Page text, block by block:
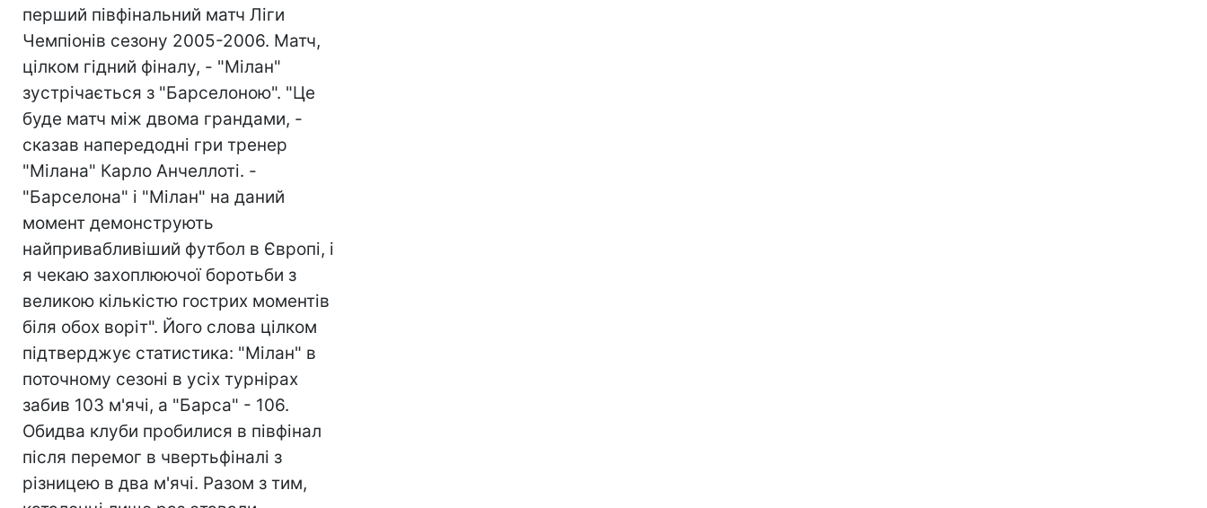
перший півфінальний матч Ліги
Чемпіонів сезону 2005-2006. Матч,
цілком гідний фіналу, - "Мілан"
зустрічається з "Барселоною". "Це
буде матч між двома грандами, -
сказав напередодні гри тренер
"Мілана" Карло Анчеллоті. -
"Барселона" і "Мілан" на даний
момент демонструють
найпривабливіший футбол в Європі, і
я чекаю захоплюючої боротьби з
великою кількістю гострих моментів
біля обох воріт". Його слова цілком
підтверджує статистика: "Мілан" в
поточному сезоні в усіх турнірах
забив 103 м'ячі, а "Барса" - 106.
Обидва клуби пробилися в півфінал
після перемог в чвертьфіналі з
різницею в два м'ячі. Разом з тим,